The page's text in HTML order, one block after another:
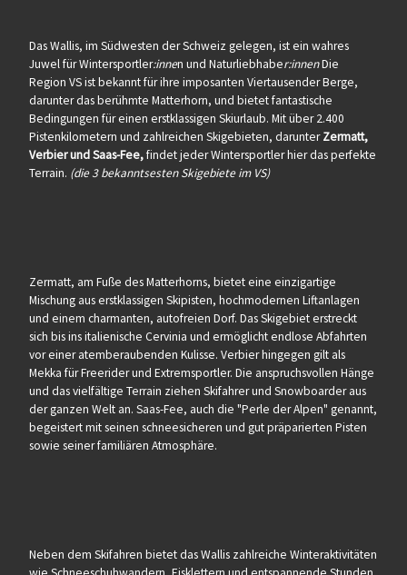
Das Wallis, im Südwesten der Schweiz gelegen, ist ein wahres
Juwel für Wintersportler:innen und Naturliebhaber:innenDie
Region VS ist bekannt für ihre imposanten Viertausender Berge,
darunter das berühmte Matterhorn, und bietet fantastische
Bedingungen für einen erstklassigen Skiurlaub. Mit über 2.400
Pistenkilometern und zahlreichen Skigebieten, darunterZermatt,
Verbier und Saas-Fee,findet jeder Wintersportler hier das perfekte
Terrain. (die 3 bekanntsesten Skigebiete im VS)
Zermatt, am Fuße des Matterhorns, bietet eine einzigartige
Mischung aus erstklassigen Skipisten, hochmodernen Liftanlagen
und einem charmanten, autofreien Dorf. Das Skigebiet erstreckt
sich bis ins italienische Cervinia und ermöglicht endlose Abfahrten
vor einer atemberaubenden Kulisse. Verbier hingegen gilt als
Mekka für Freerider und Extremsportler. Die anspruchsvollen Hänge
und das vielfältige Terrain ziehen Skifahrer und Snowboarder aus
der ganzen Welt an. Saas-Fee, auch die "Perle der Alpen" genannt,
begeistert mit seinen schneesicheren und gut präparierten Pisten
sowie seiner familiären Atmosphäre.
Neben dem Skifahren bietet das Wallis zahlreiche Winteraktivitäten